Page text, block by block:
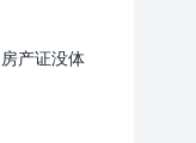
产证没体